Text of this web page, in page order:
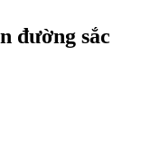
đường sắc